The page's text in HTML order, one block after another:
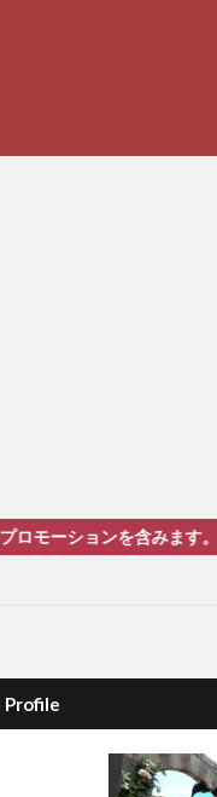
。ご了承ください。
Profile